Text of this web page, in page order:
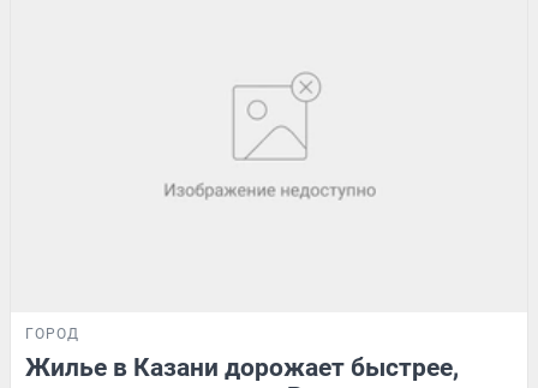
ГОРОД
Жилье в Казани дорожает быстрее,